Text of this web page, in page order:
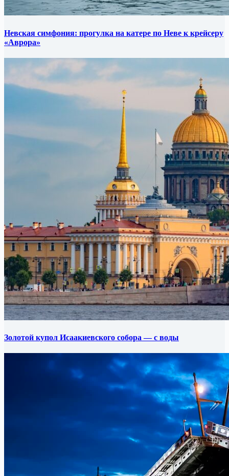
Невская симфония: прогулка на катере по Неве к крейсеру
«Аврора»
Золотой купол Исаакиевского собора — с воды